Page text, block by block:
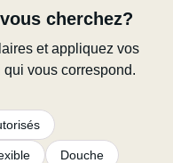
cherchez?
et appliquez vos
vous correspond.
Douche